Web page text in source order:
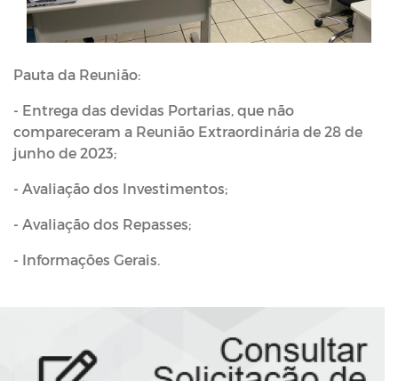
Pauta da Reunião:
- Entrega das devidas Portarias, que não
compareceram a Reunião Extraordinária de 28 de
junho de 2023;
- Avaliação dos Investimentos;
- Avaliação dos Repasses;
- Informações Gerais.